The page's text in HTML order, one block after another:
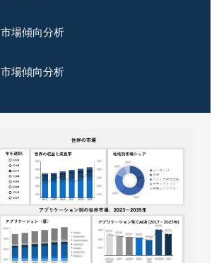
市場傾向分析
市場傾向分析